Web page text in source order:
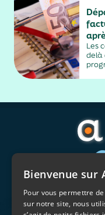
Les
delà
QUI SOMMES-
L'association
Notre organisation
Bienvenue sur
Pour vous permettre
sur notre site, nous